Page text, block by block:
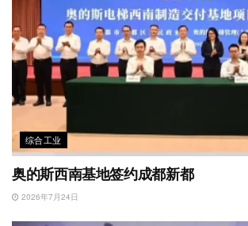
综合工业
奥的斯西南基地签约成都新都
2026年7月24日